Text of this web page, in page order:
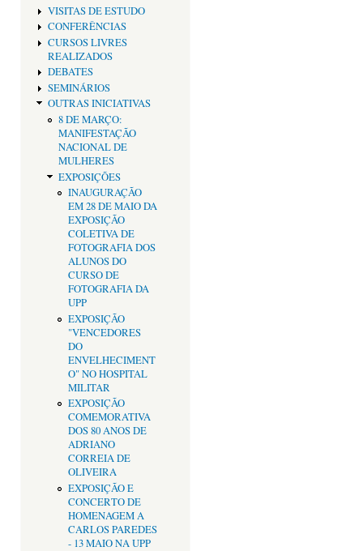
VISITAS DE ESTUDO
CONFERÊNCIAS
CURSOS LIVRES
REALIZADOS
DEBATES
SEMINÁRIOS
OUTRAS INICIATIVAS
8 DE MARÇO:
MANIFESTAÇÃO
NACIONAL DE
MULHERES
EXPOSIÇÕES
INAUGURAÇÃO
EM 28 DE MAIO DA
EXPOSIÇÃO
COLETIVA DE
FOTOGRAFIA DOS
ALUNOS DO
CURSO DE
FOTOGRAFIA DA
UPP
EXPOSIÇÃO
"VENCEDORES
DO
ENVELHECIMENT
O" NO HOSPITAL
MILITAR
EXPOSIÇÃO
COMEMORATIVA
DOS 80 ANOS DE
ADRIANO
CORREIA DE
OLIVEIRA
EXPOSIÇÃO E
CONCERTO DE
HOMENAGEM A
CARLOS PAREDES
- 13 MAIO NA UPP